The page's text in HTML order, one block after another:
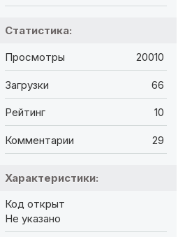
Статистика:
Просмотры 20010
Загрузки 66
Рейтинг 10
Комментарии 29
Характеристики:
Код открыт
Не указано